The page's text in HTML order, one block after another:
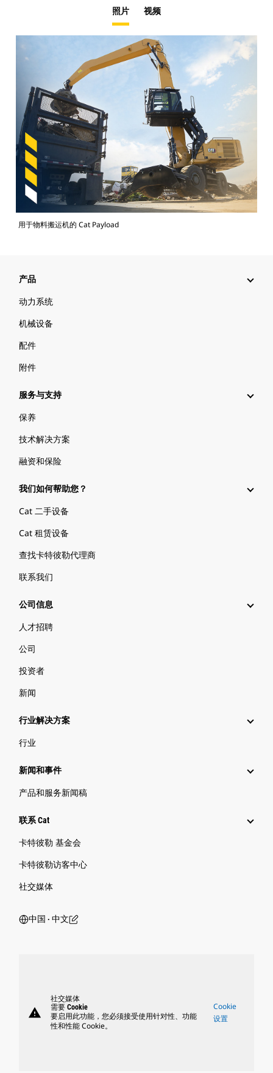
照片 视频
用于物料搬运机的 Cat Payload
产品
动力系统
机械设备
配件
附件
服务与支持
保养
技术解决方案
融资和保险
我们如何帮助您？
Cat 二手设备
Cat 租赁设备
查找卡特彼勒代理商
联系我们
公司信息
人才招聘
公司
投资者
新闻
行业解决方案
行业
新闻和事件
产品和服务新闻稿
联系 Cat
卡特彼勒 基金会
卡特彼勒访客中心
社交媒体
中国 ‧ 中文
warning
社交媒体
需要 Cookie
要启用此功能，您必须接受使用针对性、功能
性和性能 Cookie。
Cookie
设置